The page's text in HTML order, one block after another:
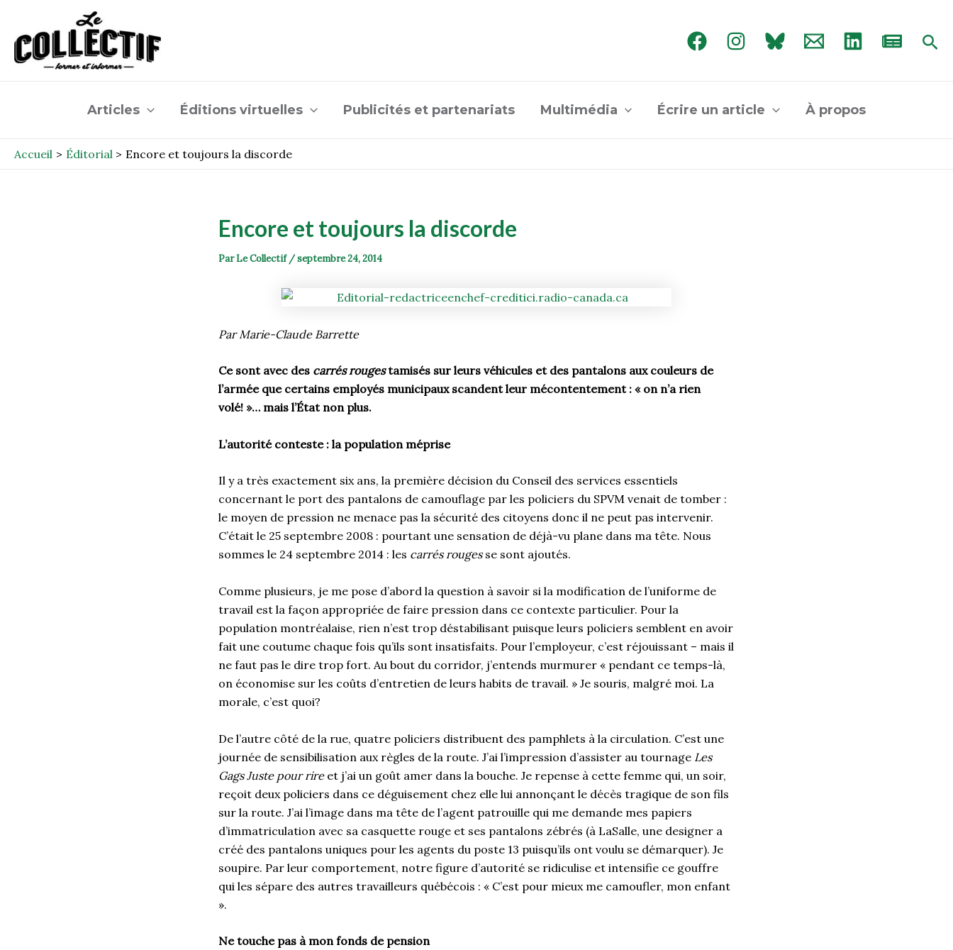
contenu
Articles Éditions virtuelles Publicités et partenariats Multimédia Écrire un article À propos
Accueil Éditorial Encore et toujours la discorde
Encore et toujours la discorde
ParLe Collectif /septembre 24, 2014
Par Marie-Claude Barrette
Ce sont avec des carrés rougestamisés sur leurs véhicules et des pantalons aux couleurs de
l’armée que certains employés municipaux scandent leur mécontentement : « on n’a rien
volé! »… mais l’État non plus.
L’autorité conteste : la population méprise
Il y a très exactement six ans, la première décision du Conseil des services essentiels
concernant le port des pantalons de camouflage par les policiers du SPVM venait de tomber :
le moyen de pression ne menace pas la sécurité des citoyens donc il ne peut pas intervenir.
C’était le 25 septembre 2008 : pourtant une sensation de déjà-vu plane dans ma tête. Nous
sommes le 24 septembre 2014 : les carrés rouges se sont ajoutés.
Comme plusieurs, je me pose d’abord la question à savoir si la modification de l’uniforme de
travail est la façon appropriée de faire pression dans ce contexte particulier. Pour la
population montréalaise, rien n’est trop déstabilisant puisque leurs policiers semblent en avoir
fait une coutume chaque fois qu’ils sont insatisfaits. Pour l’employeur, c’est réjouissant – mais il
ne faut pas le dire trop fort. Au bout du corridor, j’entends murmurer « pendant ce temps-là,
on économise sur les coûts d’entretien de leurs habits de travail. » Je souris, malgré moi. La
morale, c’est quoi?
De l’autre côté de la rue, quatre policiers distribuent des pamphlets à la circulation. C’est une
journée de sensibilisation aux règles de la route. J’ai l’impression d’assister au tournage Les
Gags Juste pour rire et j’ai un goût amer dans la bouche. Je repense à cette femme qui, un soir,
reçoit deux policiers dans ce déguisement chez elle lui annonçant le décès tragique de son fils
sur la route. J’ai l’image dans ma tête de l’agent patrouille qui me demande mes papiers
d’immatriculation avec sa casquette rouge et ses pantalons zébrés (à LaSalle, une designer a
créé des pantalons uniques pour les agents du poste 13 puisqu’ils ont voulu se démarquer). Je
soupire. Par leur comportement, notre figure d’autorité se ridiculise et intensifie ce gouffre
qui les sépare des autres travailleurs québécois : « C’est pour mieux me camoufler, mon enfant
».
Ne touche pas à mon fonds de pension